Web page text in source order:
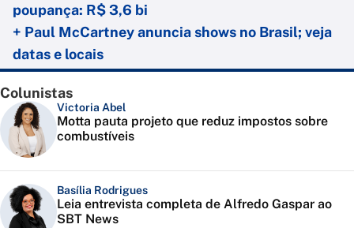
poupança: R$ 3,6 bi
+ Paul McCartney anuncia shows no Brasil; veja
datas e locais
Colunistas
Victoria Abel
Motta pauta projeto que reduz impostos sobre
combustíveis
Basília Rodrigues
Leia entrevista completa de Alfredo Gaspar ao
SBT News